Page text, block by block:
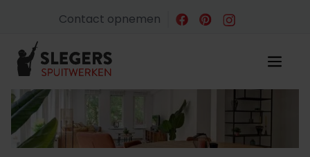
Contact opnemen